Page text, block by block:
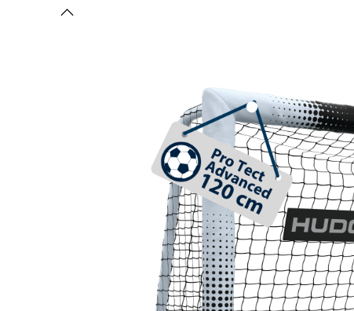
Bildergalerie überspringen